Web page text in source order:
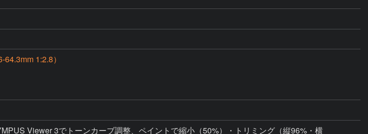
1:2.8）
Viewer 3でトーンカーブ調整、ペイントで縮小（50%）・トリミング（縦96%・横